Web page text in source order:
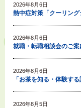
2026年8月6日
熱中症対策「クーリン
2026年8月6日
就職・転職相談会のご案
2026年8月6日
「お茶を知る・体験す
2026年8月5日